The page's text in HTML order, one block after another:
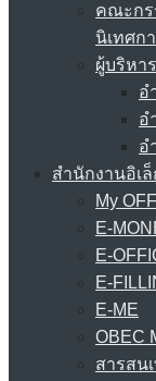
คณะกร
นิเทศก
ผู้บริหา
อ
อ
อ
สำนักงานอิเ
My
E-
E-
E-
E-ME
OBEC
สารสน